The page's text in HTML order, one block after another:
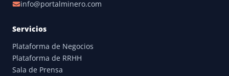
info@portalminero.com
Servicios
Plataforma de Negocios
Plataforma de RRHH
Sala de Prensa